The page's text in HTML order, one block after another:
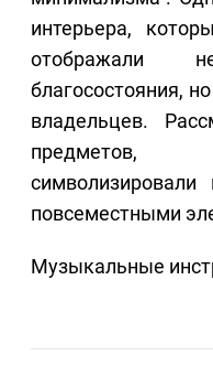
интерьера,
отображали
благосостояния,
владельцев.
предметов,
повсеместными
Музыкальные